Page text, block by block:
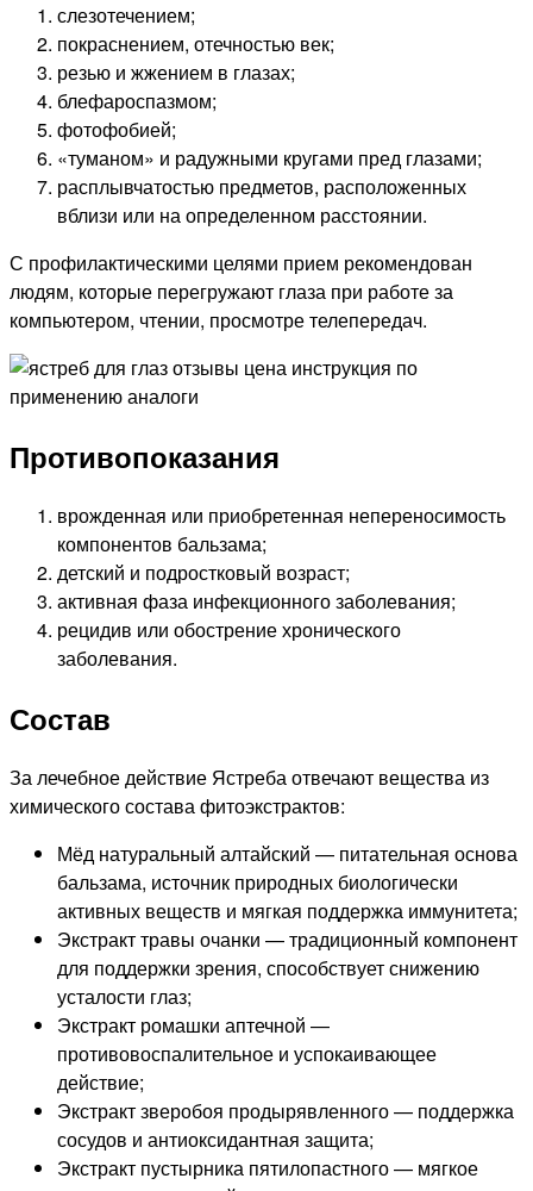
слезотечением;
покраснением, отечностью век;
резью и жжением в глазах;
блефароспазмом;
фотофобией;
«туманом» и радужными кругами пред глазами;
расплывчатостью предметов, расположенных
вблизи или на определенном расстоянии.
С профилактическими целями прием рекомендован
людям, которые перегружают глаза при работе за
компьютером, чтении, просмотре телепередач.
Противопоказания
врожденная или приобретенная непереносимость
компонентов бальзама;
детский и подростковый возраст;
активная фаза инфекционного заболевания;
рецидив или обострение хронического
заболевания.
Состав
За лечебное действие Ястреба отвечают вещества из
химического состава фитоэкстрактов:
Мёд натуральный алтайский — питательная основа
бальзама, источник природных биологически
активных веществ и мягкая поддержка иммунитета;
Экстракт травы очанки — традиционный компонент
для поддержки зрения, способствует снижению
усталости глаз;
Экстракт ромашки аптечной —
противовоспалительное и успокаивающее
действие;
Экстракт зверобоя продырявленного — поддержка
сосудов и антиоксидантная защита;
Экстракт пустырника пятилопастного — мягкое